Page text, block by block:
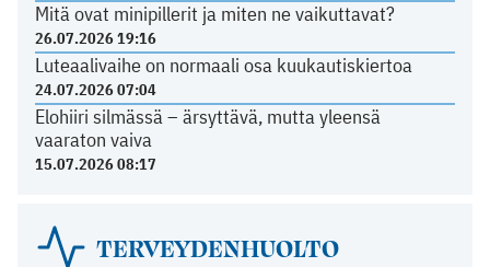
Mitä ovat minipillerit ja miten ne vaikuttavat?
26.07.2026 19:16
Luteaalivaihe on normaali osa kuukautiskiertoa
24.07.2026 07:04
Elohiiri silmässä – ärsyttävä, mutta yleensä
vaaraton vaiva
15.07.2026 08:17
TERVEYDENHUOLTO